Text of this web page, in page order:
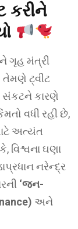
કરીને
ગૃહ મંત્રી
ટ્વીટ
સંકટને કારણે
વધી રહી છે,
અત્યંત
વિશ્વના ઘણા
નરેન્દ્ર
‘જન-
અને